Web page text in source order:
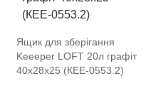
Ящик для зберігання
Keeeper LOFT 20л графіт
40x28x25 (КЕЕ-0553.2)